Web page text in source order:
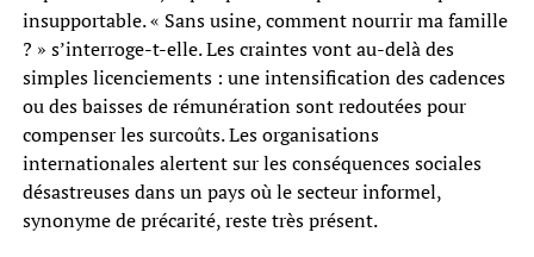
insupportable. « Sans usine, comment nourrir ma famille
? » s’interroge-t-elle. Les craintes vont au-delà des
simples licenciements : une intensification des cadences
ou des baisses de rémunération sont redoutées pour
compenser les surcoûts. Les organisations
internationales alertent sur les conséquences sociales
désastreuses dans un pays où le secteur informel,
synonyme de précarité, reste très présent.